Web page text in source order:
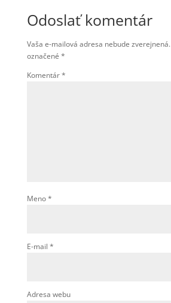
Odoslať komentár
Vaša e-mailová adresa nebude zverejnená.
označené *
Komentár*
Meno*
E-mail *
Adresa webu